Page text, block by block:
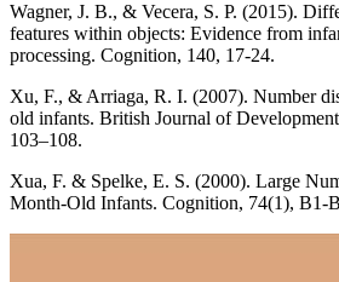
Wagner, J. B., & Vecera, S. P. (2015).
features within objects: Evidence from
processing. Cognition, 140, 17-24.
Xu, F., & Arriaga, R. I. (2007). Number
old infants. British Journal of
103–108.
Xua, F. & Spelke, E. S. (2000). Large
Month-Old Infants. Cognition, 74(1), B1-